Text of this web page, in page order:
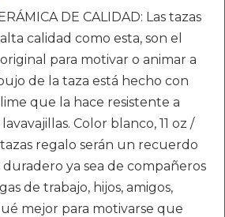
DE CALIDAD: Las tazas
calidad como esta, son el
para motivar o animar a
de la taza está hecho con
que la hace resistente a
Color blanco, 11 oz /
regalo serán un recuerdo
ya sea de compañeros
de trabajo, hijos, amigos,
mejor para motivarse que